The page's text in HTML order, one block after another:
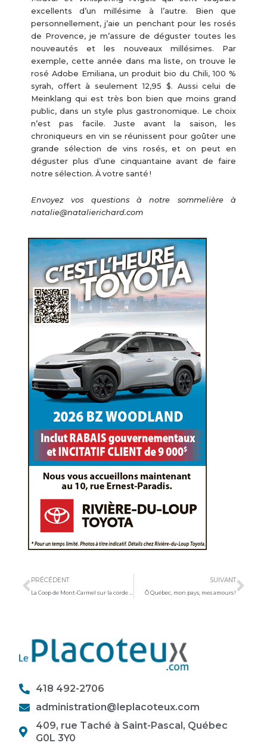
excellents d’un millésime à l’autre. Bien que
personnellement, j’aie un penchant pour les rosés
de Provence, je m’assure de déguster toutes les
nouveautés et les nouveaux millésimes. Par
exemple, cette année dans ma liste, on trouve le
rosé Adobe Emiliana, un produit bio du Chili, 100 %
syrah, offert à seulement 12,95 $. Aussi celui de
Meinklang qui est très bon bien que moins grand
public, dans un style plus gastronomique. Le choix
n’est pas facile. Juste avant la saison, les
chroniqueurs en vin se réunissent pour goûter une
grande sélection de vins rosés, et on peut en
déguster plus d’une cinquantaine avant de faire
notre sélection. À votre santé !
Envoyez vos questions à notre sommelière à
natalie@natalierichard.com
PRÉCÉDENT SUIVANT
Ô Québec, mon pays, mes amours !
418 492-2706
administration@leplacoteux.com
409, rue Taché à Saint-Pascal, Québec
G0L 3Y0